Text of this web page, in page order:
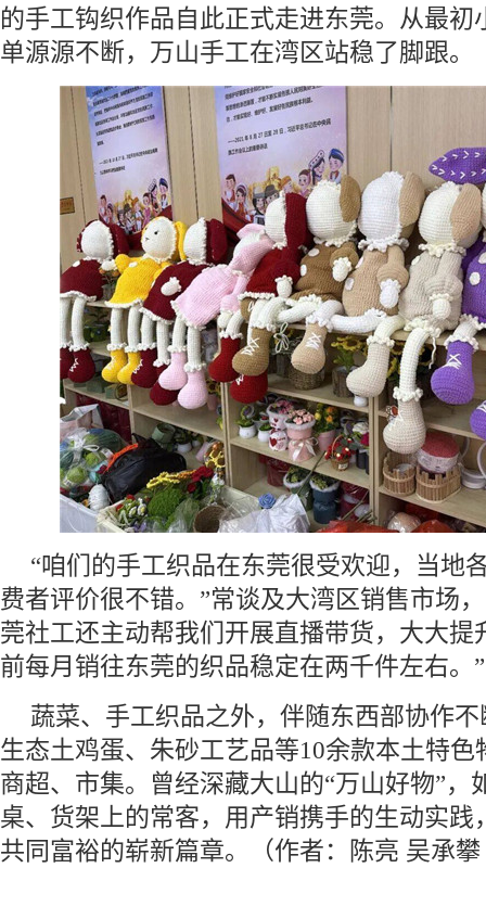
的手工钩织作品自此正式走进东莞。从最初
单源源不断，万山手工在湾区站稳了脚跟。
“咱们的手工织品在东莞很受欢迎，当地
费者评价很不错。”常谈及大湾区销售市场
莞社工还主动帮我们开展直播带货，大大提
前每月销往东莞的织品稳定在两千件左右。”
蔬菜、手工织品之外，伴随东西部协作
生态土鸡蛋、朱砂工艺品等10余款本土特
商超、市集。曾经深藏大山的“万山好物”，
桌、货架上的常客，用产销携手的生动实践
共同富裕的崭新篇章。（作者：陈亮 吴承